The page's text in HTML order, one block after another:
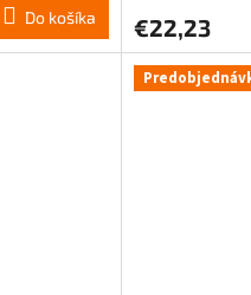
Do košíka €22,23